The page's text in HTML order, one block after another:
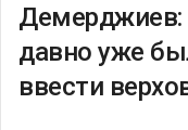
Демерджиев:
давно уже
ввести